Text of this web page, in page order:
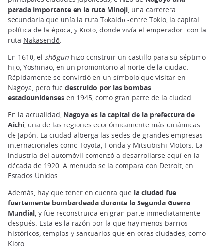
parada importante en la ruta Minoji, una carretera
secundaria que unía la ruta Tōkaidō -entre Tokio, la capital
política de la época, y Kioto, donde vivía el emperador- con la
ruta Nakasendō.
En 1610, el shōgun hizo construir un castillo para su séptimo
hijo, Yoshinao, en un promontorio al norte de la ciudad.
Rápidamente se convirtió en un símbolo que visitar en
Nagoya, pero fue destruido por las bombas
estadounidenses en 1945, como gran parte de la ciudad.
En la actualidad, Nagoya es la capital de la prefectura de
Aichi, una de las regiones económicamente más dinámicas
de Japón. La ciudad alberga las sedes de grandes empresas
internacionales como Toyota, Honda y Mitsubishi Motors. La
industria del automóvil comenzó a desarrollarse aquí en la
década de 1920. A menudo se la compara con Detroit, en
Estados Unidos.
Además, hay que tener en cuenta que la ciudad fue
fuertemente bombardeada durante la Segunda Guerra
Mundial, y fue reconstruida en gran parte inmediatamente
después. Esta es la razón por la que hay menos barrios
históricos, templos y santuarios que en otras ciudades, como
Kioto.